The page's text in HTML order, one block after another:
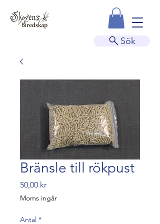
Sök
Bränsle till rökpust
50,00 krPris
Moms ingår
Antal *